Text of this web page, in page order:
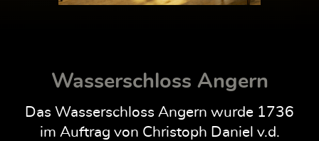
Wasserschloss Angern
Das Wasserschloss Angern wurde 1736
im Auftrag von Christoph Daniel v.d.